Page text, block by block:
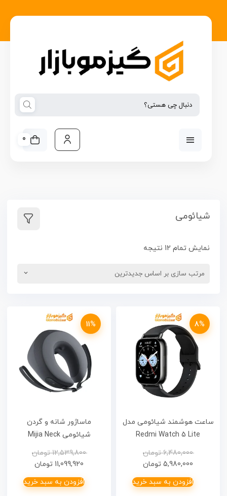
0
شیائومی
نمایش تمام 12 نتیجه
8%
ساعت هوشمند شیائومی مدل
Redmi Watch 5 Lite
6,480,000 تومان
5,980,000 تومان
افزودن به سبد خرید
11%
ماساژور شانه و گردن
شیائومی Mijia Neck
Massager
12,539,800 تومان
11,099,920 تومان
افزودن به سبد خرید